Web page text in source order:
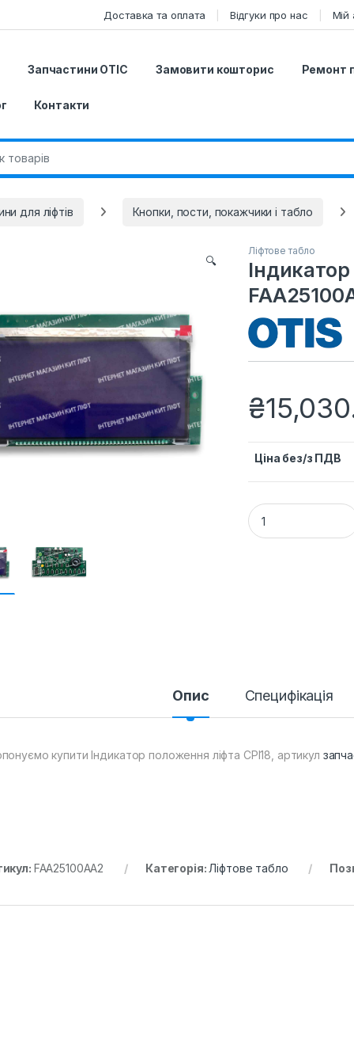
Доставка та оплата Відгуки про нас Мій
Запчастини ОТІС Замовити кошторис Ремонт
Контакти
для ліфтів Кнопки, пости, покажчики і табло
🔍
Ліфтове табло
₴
Ціна без/з ПДВ
Індикатор
Опис Специфікація
купити Індикатор положення ліфта CPI18, артикул
FAA25100AA2 Категорія: Ліфтове табло